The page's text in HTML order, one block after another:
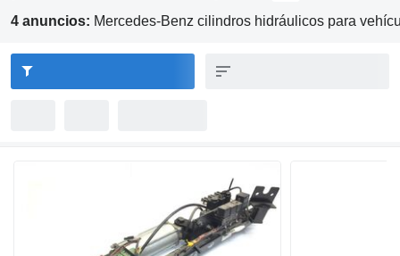
4 anuncios: Mercedes-Benz cilindros hidráulicos para